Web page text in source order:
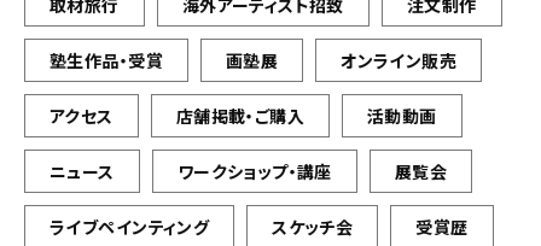
取材旅行 海外アーティスト招致 注文制作
塾生作品・受賞 画塾展 オンライン販売
アクセス 店舗掲載・ご購入 活動動画
ニュース ワークショップ・講座 展覧会
ライブペインティング スケッチ会 受賞歴